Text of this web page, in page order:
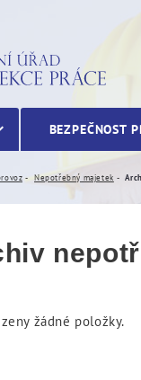
BEZPEČNOST
Nepotřebný majetek
žádné položky.